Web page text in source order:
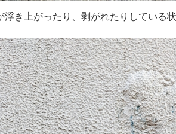
浮き上がったり、剥がれたりしている